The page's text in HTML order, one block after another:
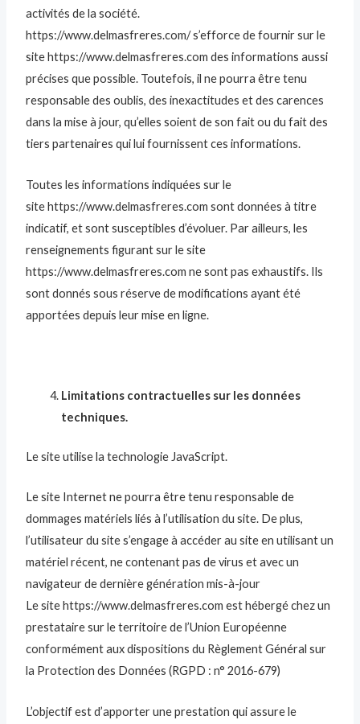
activités de la société.
https://www.delmasfreres.com/ s’efforce de fournir sur le
site https://www.delmasfreres.com des informations aussi
précises que possible. Toutefois, il ne pourra être tenu
responsable des oublis, des inexactitudes et des carences
dans la mise à jour, qu’elles soient de son fait ou du fait des
tiers partenaires qui lui fournissent ces informations.
Toutes les informations indiquées sur le
site https://www.delmasfreres.com sont données à titre
indicatif, et sont susceptibles d’évoluer. Par ailleurs, les
renseignements figurant sur le site
https://www.delmasfreres.com ne sont pas exhaustifs. Ils
sont donnés sous réserve de modifications ayant été
apportées depuis leur mise en ligne.
Limitations contractuelles sur les données
techniques.
Le site utilise la technologie JavaScript.
Le site Internet ne pourra être tenu responsable de
dommages matériels liés à l’utilisation du site. De plus,
l’utilisateur du site s’engage à accéder au site en utilisant un
matériel récent, ne contenant pas de virus et avec un
navigateur de dernière génération mis-à-jour
Le site https://www.delmasfreres.com est hébergé chez un
prestataire sur le territoire de l’Union Européenne
conformément aux dispositions du Règlement Général sur
la Protection des Données (RGPD : n° 2016-679)
L’objectif est d’apporter une prestation qui assure le